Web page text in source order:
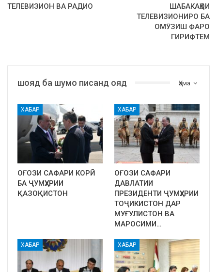
ТЕЛЕВИЗИОН ВА РАДИО
ШАБАКАҲОИ
ТЕЛЕВИЗИОНИРО БА
ОМӮЗИШ ФАРО
ГИРИФТЕМ
Ҳама
шояд ба шумо писанд ояд
ХАБАР
ОҒОЗИ САФАРИ КОРӢ
БА ҶУМҲУРИИ
ҚАЗОҚИСТОН
ХАБАР
ОҒОЗИ САФАРИ
ДАВЛАТИИ
ПРЕЗИДЕНТИ ҶУМҲУРИИ
ТОҶИКИСТОН ДАР
МУҒУЛИСТОН ВА
МАРОСИМИ…
ХАБАР ХАБАР